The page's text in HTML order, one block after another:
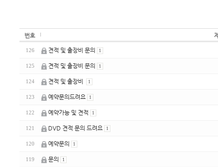
번호
126 견적 및 출장비 문의 1
125 견적 및 출장비 문의 1
124 견적 및 출장비 1
123 예약문의드려요 1
122 예약가능 및 견적 1
121 DVD 견적 문의 드려요 1
120 예약문의 1
119 문의 1